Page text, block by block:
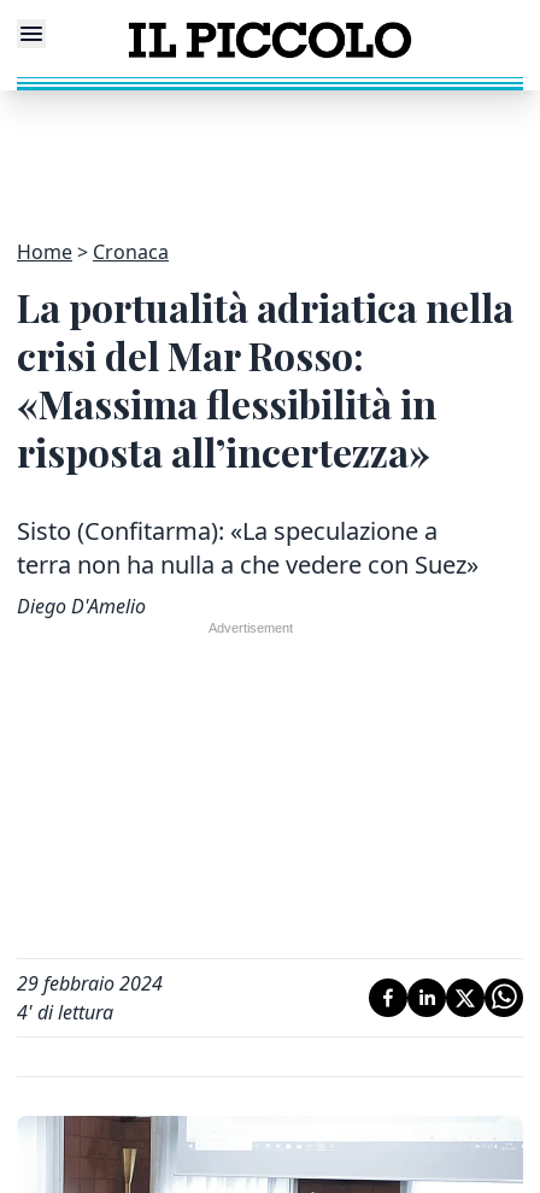
Home Cronaca
La portualità adriatica nella
crisi del Mar Rosso:
«Massima flessibilità in
risposta all’incertezza»
Sisto (Confitarma): «La speculazione a
terra non ha nulla a che vedere con Suez»
Diego D'Amelio
29 febbraio 2024
4' di lettura